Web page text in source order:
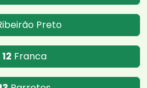
Preto
12 Franca